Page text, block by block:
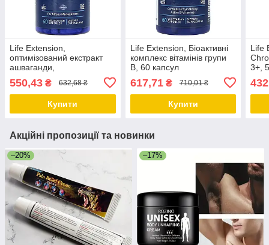
Life Extension,
оптимізований екстракт
ашваганди,
60 вегетаріанських капсул
Дніпро
550,43 ₴ 632,68 ₴
Купити
Life Extension, Біоактивні
комплекс вітамінів групи
B, 60 капсул
617,71₴ 710,01 ₴
Купити
Life
3+,
Акційні пропозиції та новинки
–20% –17%